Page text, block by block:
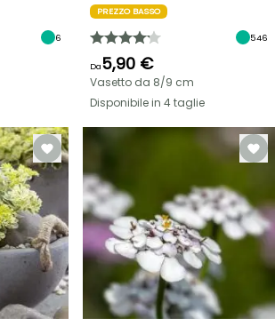
6
PREZZO BASSO
546
Da5,90 €
Vasetto da 8/9 cm
Disponibile in 4 taglie